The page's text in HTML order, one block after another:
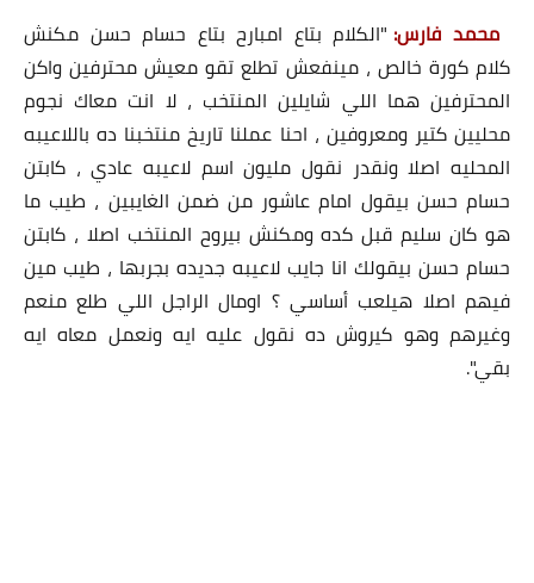
محمد فارس: "الكلام بتاع امبارح بتاع حسام حسن مكنش
كلام كورة خالص ، مينفعش تطلع تقو معيش محترفين واكن
المحترفين هما اللي شايلين المنتخب ، لا انت معاك نجوم
محليين كتير ومعروفين ، احنا عملنا تاريخ منتخبنا ده باللاعيبه
المحليه اصلا ونقدر نقول مليون اسم لاعيبه عادي ، كابتن
حسام حسن بيقول امام عاشور من ضمن الغايبين ، طيب ما
هو كان سليم قبل كده ومكنش بيروح المنتخب اصلا ، كابتن
حسام حسن بيقولك انا جايب لاعيبه جديده بجربها ، طيب مين
فيهم اصلا هيلعب أساسي ؟ اومال الراجل اللي طلع منعم
وغيرهم وهو كيروش ده نقول عليه ايه ونعمل معاه ايه
بقي".